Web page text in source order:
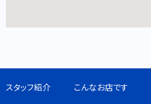
スタッフ紹介 こんなお店です